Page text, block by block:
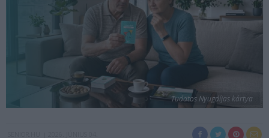
Tudatos Nyugdíjas kártya